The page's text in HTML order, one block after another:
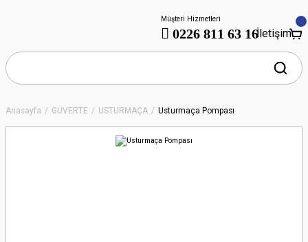
Müşteri Hizmetleri
0226 811 63 16İletişim
Anasayfa GÜVERTE USTURMAÇA Usturmaça Pompası